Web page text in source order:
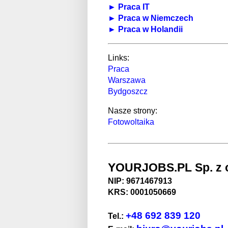
► Praca IT
► Praca w Niemczech
► Praca w Holandii
Links:
Praca
Warszawa
Bydgoszcz
Nasze strony:
Fotowoltaika
YOURJOBS.PL Sp. z
NIP: 9671467913
KRS: 0001050669
Tel.: +48 692 839 120